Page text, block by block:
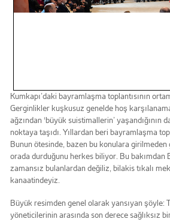
Kumkapı’daki bayramlaşma toplantısının
Gerginlikler kuşkusuz genelde hoş
ağzından ‘büyük suistimallerin’
noktaya taşıdı. Yıllardan beri bayramlaşma
Bunun ötesinde, bazen bu konulara
orada durduğunu herkes biliyor. Bu bakımdan
zamansız bulanlardan değiliz, bilakis tıkalı
kanaatindeyiz.
Büyük resimden genel olarak yansıyan
yöneticilerinin arasında son derece sağlıksız